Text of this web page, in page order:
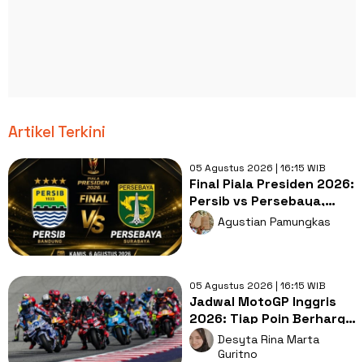
Artikel Terkini
05 Agustus 2026 | 16:15 WIB
Final Piala Presiden 2026:
Persib vs Persebaya,
Duel Dua Tim dengan
Statistik Nyaris Identik
Agustian Pamungkas
05 Agustus 2026 | 16:15 WIB
Jadwal MotoGP Inggris
2026: Tiap Poin Berharga
untuk Raih Gelar Juara
Dunia
Desyta Rina Marta
Guritno